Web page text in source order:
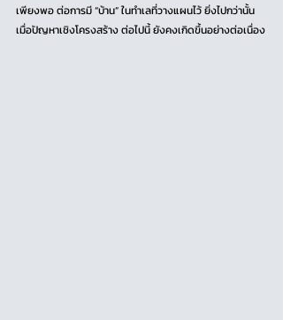
เพียงพอ ต่อการมี “บ้าน” ในทำเลที่วางแผนไว้ ยิ่งไปกว่านั้น
เมื่อปัญหาเชิงโครงสร้าง ต่อไปนี้ ยังคงเกิดขึ้นอย่างต่อเนื่อง